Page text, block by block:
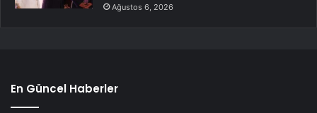
Ağustos 6, 2026
En Güncel Haberler